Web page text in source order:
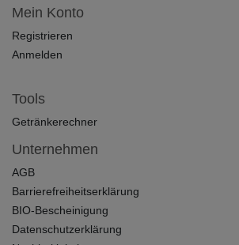
Mein Konto
Registrieren
Anmelden
Tools
Getränkerechner
Unternehmen
AGB
Barrierefreiheitserklärung
BIO-Bescheinigung
Datenschutzerklärung